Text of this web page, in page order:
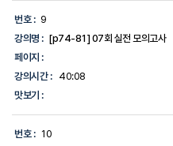
번호 : 9
강의명 : [p74-81] 07회 실전 모의고사
페이지 :
강의시간 :
40:08
맛보기 :
번호 : 10